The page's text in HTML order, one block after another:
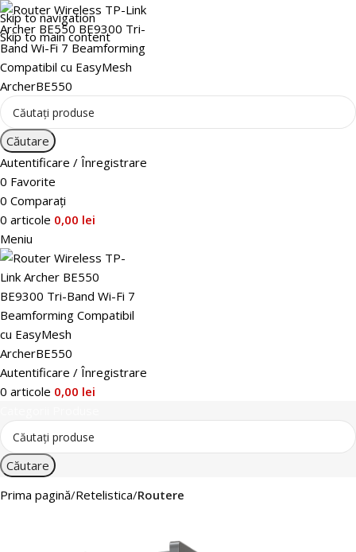
Skip to navigation
Skip to main content
Căutare
Autentificare / Înregistrare
0 Favorite
0 Comparați
0 articole 0,00 lei
Meniu
Autentificare / Înregistrare
0 articole 0,00 lei
Căutare
Prima pagină Retelistica Routere